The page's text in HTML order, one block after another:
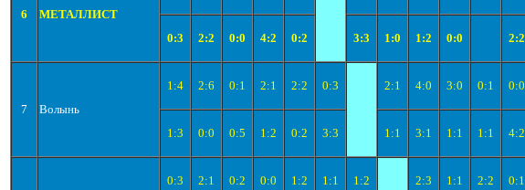
6 МЕТАЛЛИСТ
0:3
2:2 0:0 4:2 0:2 3:3 1:0 1:2 0:0 2:2
7 Волынь
1:4 2:6 0:1 2:1 2:2 0:3 2:1 4:0 3:0 0:1 0:0
1:3
0:0 0:5 1:2 0:2 3:3 1:1 3:1 1:1 1:1 4:2
0:3 2:1 0:2 0:0 1:2 1:1 1:2 2:3 1:1 2:2 0:1